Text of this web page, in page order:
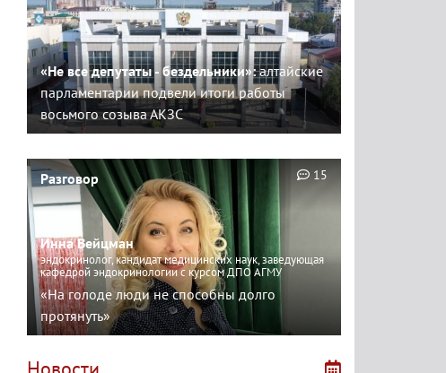
«Не все депутаты - бездельники»:алтайские
парламентарии подвели итоги работы
восьмого созыва АКЗС
Разговор
Инна Вейцман
эндокринолог, кандидат медицинских наук, заведующая
кафедрой эндокринологии с курсом ДПО АГМУ
«На голоде люди не способны долго
протянуть»
15